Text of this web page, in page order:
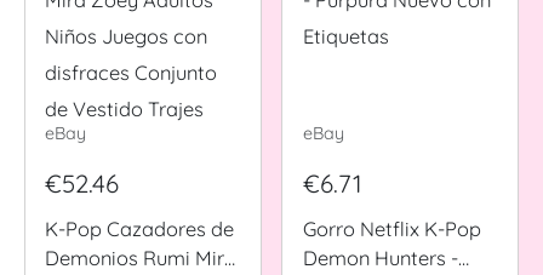
eBay
€52.46
K-Pop Cazadores de
Demonios Rumi Mira
eBay
€6.71
Gorro Netflix K-Pop
Demon Hunters -